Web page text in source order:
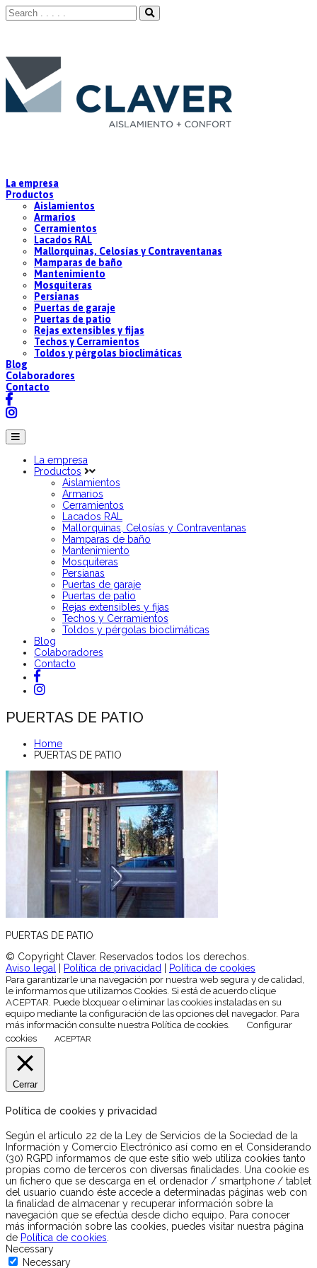
La empresa
Productos
Aislamientos
Armarios
Cerramientos
Lacados RAL
Mallorquinas, Celosías y Contraventanas
Mamparas de baño
Mantenimiento
Mosquiteras
Persianas
Puertas de garaje
Puertas de patio
Rejas extensibles y fijas
Techos y Cerramientos
Toldos y pérgolas bioclimáticas
Blog
Colaboradores
Contacto
La empresa
Productos
Aislamientos
Armarios
Cerramientos
Lacados RAL
Mallorquinas, Celosías y Contraventanas
Mamparas de baño
Mantenimiento
Mosquiteras
Persianas
Puertas de garaje
Puertas de patio
Rejas extensibles y fijas
Techos y Cerramientos
Toldos y pérgolas bioclimáticas
Blog
Colaboradores
Contacto
PUERTAS DE PATIO
Home
PUERTAS DE PATIO
PUERTAS DE PATIO
© Copyright Claver. Reservados todos los derechos.
Aviso legal
Política de privacidad
Política de cookies
Para garantizarle una navegación por nuestra web segura y de calidad,
le informamos que utilizamos Cookies. Si está de acuerdo clique
ACEPTAR. Puede bloquear o eliminar las cookies instaladas en su
equipo mediante la configuración de las opciones del navegador. Para
más información consulte nuestra Política de cookies.
Configurar
cookies
ACEPTAR
Cerrar
Política de cookies y privacidad
Según el artículo 22 de la Ley de Servicios de la Sociedad de la
Información y Comercio Electrónico así como en el Considerando
(30) RGPD informamos de que este sitio web utiliza cookies tanto
propias como de terceros con diversas finalidades. Una cookie es
un fichero que se descarga en el ordenador / smartphone / tablet
del usuario cuando éste accede a determinadas páginas web con
la finalidad de almacenar y recuperar información sobre la
navegación que se efectúa desde dicho equipo. Para conocer
más información sobre las cookies, puedes visitar nuestra página
de Política de cookies
Necessary
Necessary